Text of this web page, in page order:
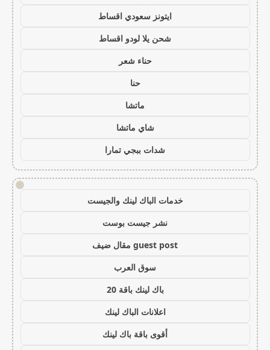
ايتونز سعودي اقساط
شحن يلا لودو اقساط
حناء شعر
حنا
ماتشا
شاي ماتشا
شدات ببجي تمارا
!
خدمات الباك لينك والجيست
نشر جيست بوست
guest post مقال ضيف
سوق العرب
باك لينك باقة 20
اعلانات الباك لينك
أقوى باقة باك لينك